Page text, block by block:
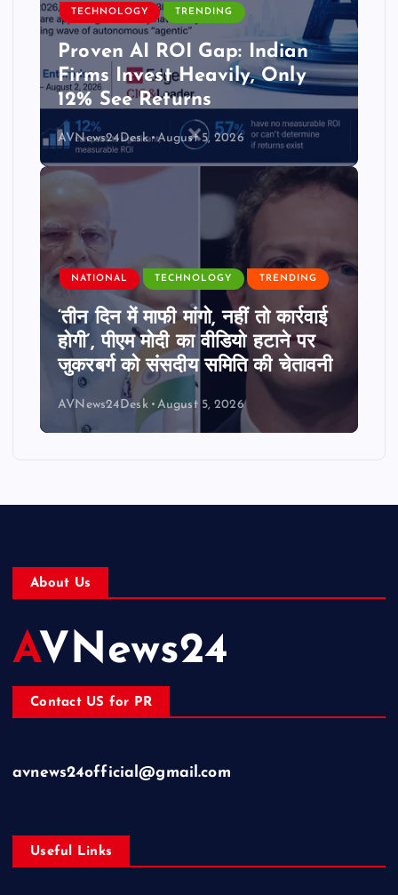
TECHNOLOGY TRENDING
Proven AI ROI Gap: Indian
Firms Invest Heavily, Only
12% See Returns
AVNews24Desk August 5, 2026
NATIONAL TECHNOLOGY TRENDING
‘तीन दिन में माफी मांगो, नहीं तो कार्रवाई
होगी’, पीएम मोदी का वीडियो हटाने पर
जुकरबर्ग को संसदीय समिति की चेतावनी
AVNews24Desk August 5, 2026
About Us
AVNews24
Contact US for PR
avnews24official@gmail.com
Useful Links